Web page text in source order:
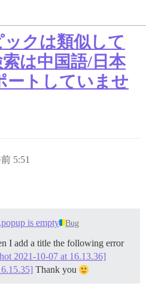
ックは類似して
は中国語/日本
ートしていませ
5:51
is empty Bug
I add a title the following error
2021-10-07 at 16.13.36]
Thank you